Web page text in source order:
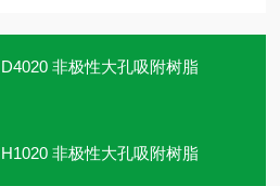
非极性大孔吸附树脂
非极性大孔吸附树脂